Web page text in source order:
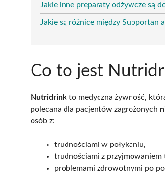
Jakie inne preparaty odżywcze są
Jakie są różnice między Supportan
Co to jest
Nutridrink to medyczna żywność,
polecana dla pacjentów zagrożonych
osób z:
trudnościami w połykaniu,
trudnościami z przyjmowaniem
problemami zdrowotnymi po